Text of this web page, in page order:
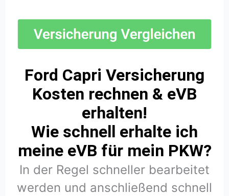
Ford Capri Versicherung
Kosten rechnen & eVB
erhalten!
Wie schnell erhalte ich
meine eVB für mein PKW?
In der Regel schneller bearbeitet
werden und anschließend schnell